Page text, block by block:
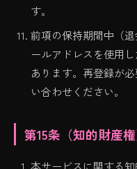
す。
前項の保持期間中（
ールアドレスを使用
あります。再登録が
い合わせください。
第15条（知的財産権
本サービスに関する